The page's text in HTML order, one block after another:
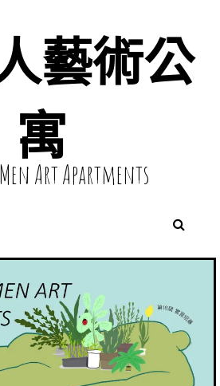
藝術公
寓
Art Apartments